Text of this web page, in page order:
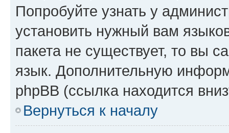
Попробуйте узнать у
установить нужный вам
пакета не существует, то вы
язык. Дополнительную
phpBB (ссылка находится
Вернуться к началу